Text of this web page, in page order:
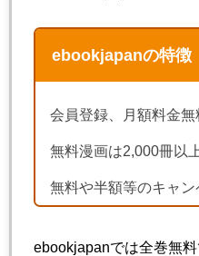
ebookjapanの特徴
会員登録、月額料金無
無料漫画は2,000冊以
無料や半額等のキャン
ebookjapanでは全巻無